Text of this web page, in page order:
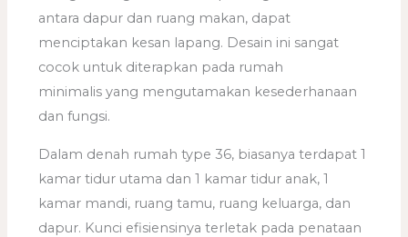
antara dapur dan ruang makan, dapat
menciptakan kesan lapang. Desain ini sangat
cocok untuk diterapkan pada rumah
minimalis yang mengutamakan kesederhanaan
dan fungsi.
Dalam denah rumah type 36, biasanya terdapat 1
kamar tidur utama dan 1 kamar tidur anak, 1
kamar mandi, ruang tamu, ruang keluarga, dan
dapur. Kunci efisiensinya terletak pada penataan